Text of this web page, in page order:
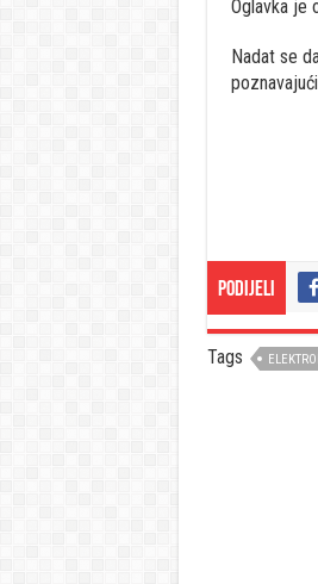
Oglavka je
Nadat se
Podijeli
Tags